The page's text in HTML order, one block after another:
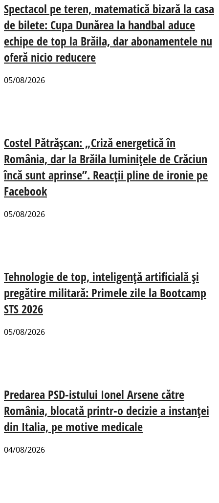
Spectacol pe teren, matematică bizară la casa
de bilete: Cupa Dunărea la handbal aduce
echipe de top la Brăila, dar abonamentele nu
oferă nicio reducere
05/08/2026
Costel Pătrășcan: „Criză energetică în
România, dar la Brăila luminițele de Crăciun
încă sunt aprinse”. Reacții pline de ironie pe
Facebook
05/08/2026
Tehnologie de top, inteligență artificială și
pregătire militară: Primele zile la Bootcamp
STS 2026
05/08/2026
Predarea PSD-istului Ionel Arsene către
România, blocată printr-o decizie a instanței
din Italia, pe motive medicale
04/08/2026